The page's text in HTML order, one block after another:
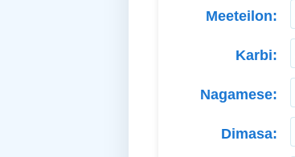
Meeteilon:
Karbi:
Nagamese:
Dimasa: